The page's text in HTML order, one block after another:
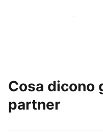
Raggiungi subito
Cosa dicono
partner